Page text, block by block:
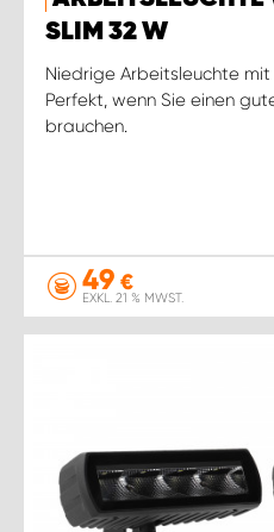
SLIM 32 W
Niedrige Arbeitsleuchte
Perfekt, wenn Sie einen
brauchen.
49 €
EXKL. 21 % MWST.